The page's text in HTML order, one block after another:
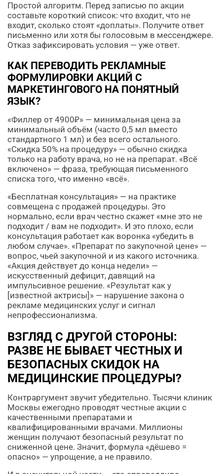
Простой алгоритм. Перед записью по акции
составьте короткий список: что входит, что не
входит, сколько стоят «доплаты». Получите ответ
письменно или хотя бы голосовым в мессенджере.
Отказ зафиксировать условия — уже ответ.
КАК ПЕРЕВОДИТЬ РЕКЛАМНЫЕ
ФОРМУЛИРОВКИ АКЦИЙ С
МАРКЕТИНГОВОГО НА ПОНЯТНЫЙ
ЯЗЫК?
«Филлер от 4900₽» — минимальная цена за
минимальный объём (часто 0,5 мл вместо
стандартного 1 мл) и без всего остального.
«Скидка 50% на процедуру» — обычно скидка
только на работу врача, но не на препарат. «Всё
включено» — фраза, требующая письменного
списка того, что именно «всё».
«Бесплатная консультация» — на практике
совмещена с продажей процедуры. Это
нормально, если врач честно скажет «мне это не
подходит / вам не подходит». И это плохо, если
консультация работает как воронка «убедить в
любом случае». «Препарат по закупочной цене» —
вопрос, чьей закупочной и из какого источника.
«Акция действует до конца недели» —
искусственный дефицит, давящий на
импульсивное решение. «Результат как у
[известной актрисы]» — нарушение закона о
рекламе медицинских услуг и сигнал
непрофессионализма.
ВЗГЛЯД С ДРУГОЙ СТОРОНЫ:
РАЗВЕ НЕ БЫВАЕТ ЧЕСТНЫХ И
БЕЗОПАСНЫХ СКИДОК НА
МЕДИЦИНСКИЕ ПРОЦЕДУРЫ?
Контраргумент звучит убедительно. Тысячи клиник
Москвы ежегодно проводят честные акции с
качественными препаратами и
квалифицированными врачами. Миллионы
женщин получают безопасный результат по
сниженной цене. Значит, формула «дёшево =
опасно» — упрощение, а не правило.